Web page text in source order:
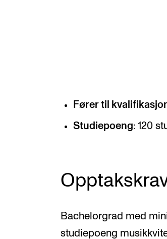
STUDENTLIV
Læringsressurser
Utveksling og reiser
Mangfold og likestilling
Fører til
Studiepoeng: 120
Bachelorgrad med
studiepoeng